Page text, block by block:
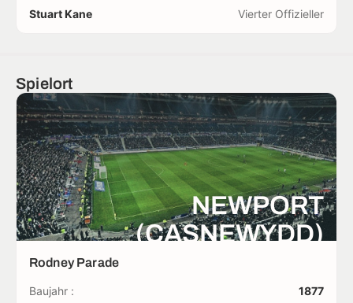
Stuart Kane Vierter Offizieller
Spielort
NEWPORT
(CASNEWYDD)
Rodney Parade
Baujahr :
1877